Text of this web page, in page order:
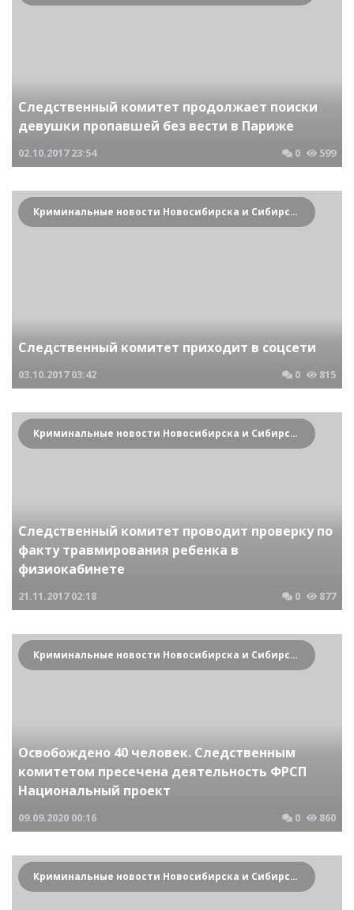
Следственный комитет продолжает поиски
девушки пропавшей без вести в Париже
02.10.2017 23:54 0 599
Криминальные новости Новосибирска и Сибирского региона
Следственный комитет приходит в соцсети
03.10.2017 03:42 0 815
Криминальные новости Новосибирска и Сибирского региона
Следственный комитет проводит проверку по
факту травмирования ребенка в
физиокабинете
21.11.2017 02:18 0 877
Криминальные новости Новосибирска и Сибирского региона
Освобождено 40 человек. Следственным
комитетом пресечена деятельность ФРСП
Национальный проект
09.09.2020 00:16 0 860
Криминальные новости Новосибирска и Сибирского региона